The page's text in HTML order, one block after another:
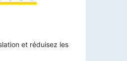
et réduisez les